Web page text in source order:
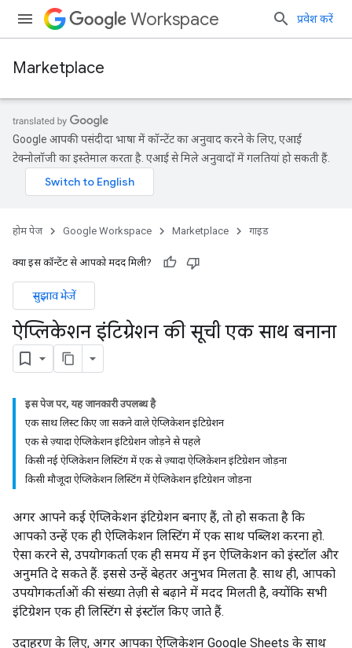
Workspace प्रवेश करें
Marketplace
Google आपकी पसंदीदा भाषा में कॉन्टेंट का अनुवाद करने के लिए, एआई
टेक्नोलॉजी का इस्तेमाल करता है. एआई से मिले अनुवादों में गलतियां हो सकती हैं.
होम पेज Google Workspace Marketplace गाइड
क्या इस कॉन्टेंट से आपको मदद मिली?
सुझाव भेजें
ऐप्लिकेशन इंटिग्रेशन की सूची एक साथ बनाना
इस पेज पर, यह जानकारी उपलब्ध है
एक साथ लिस्ट किए जा सकने वाले ऐप्लिकेशन इंटिग्रेशन
एक से ज़्यादा ऐप्लिकेशन इंटिग्रेशन जोड़ने से पहले
किसी नई ऐप्लिकेशन लिस्टिंग में एक से ज़्यादा ऐप्लिकेशन इंटिग्रेशन जोड़ना
किसी मौजूदा ऐप्लिकेशन लिस्टिंग में ऐप्लिकेशन इंटिग्रेशन जोड़ना
अगर आपने कई ऐप्लिकेशन इंटिग्रेशन बनाए हैं, तो हो सकता है कि
आपको उन्हें एक ही ऐप्लिकेशन लिस्टिंग में एक साथ पब्लिश करना हो.
ऐसा करने से, उपयोगकर्ता एक ही समय में इन ऐप्लिकेशन को इंस्टॉल और
अनुमति दे सकते हैं. इससे उन्हें बेहतर अनुभव मिलता है. साथ ही, आपको
उपयोगकर्ताओं की संख्या तेज़ी से बढ़ाने में मदद मिलती है, क्योंकि सभी
इंटिग्रेशन एक ही लिस्टिंग से इंस्टॉल किए जाते हैं.
उदाहरण के लिए, अगर आपका ऐप्लिकेशन Google Sheets के साथ